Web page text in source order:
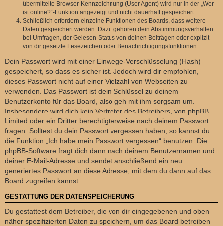
übermittelte Browser-Kennzeichnung (User Agent) wird nur in der „Wer
ist online?“-Funktion angezeigt und nicht dauerhaft gespeichert.
Schließlich erfordern einzelne Funktionen des Boards, dass weitere
Daten gespeichert werden. Dazu gehören dein Abstimmungsverhalten
bei Umfragen, der Gelesen-Status von deinen Beiträgen oder explizit
von dir gesetzte Lesezeichen oder Benachrichtigungsfunktionen.
Dein Passwort wird mit einer Einwege-Verschlüsselung (Hash)
gespeichert, so dass es sicher ist. Jedoch wird dir empfohlen,
dieses Passwort nicht auf einer Vielzahl von Webseiten zu
verwenden. Das Passwort ist dein Schlüssel zu deinem
Benutzerkonto für das Board, also geh mit ihm sorgsam um.
Insbesondere wird dich kein Vertreter des Betreibers, von phpBB
Limited oder ein Dritter berechtigterweise nach deinem Passwort
fragen. Solltest du dein Passwort vergessen haben, so kannst du
die Funktion „Ich habe mein Passwort vergessen“ benutzen. Die
phpBB-Software fragt dich dann nach deinem Benutzernamen und
deiner E-Mail-Adresse und sendet anschließend ein neu
generiertes Passwort an diese Adresse, mit dem du dann auf das
Board zugreifen kannst.
GESTATTUNG DER DATENSPEICHERUNG
Du gestattest dem Betreiber, die von dir eingegebenen und oben
näher spezifizierten Daten zu speichern, um das Board betreiben